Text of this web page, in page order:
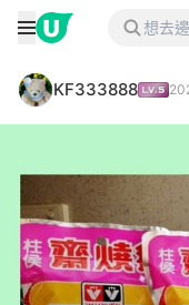
KF333888